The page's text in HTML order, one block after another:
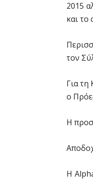
2015
και
τον
Για
ο
Η
Η